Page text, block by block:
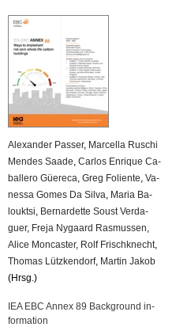
Alex­an­der Pas­ser, Mar­cel­la Ru­schi
Men­des Saade Car­los En­ri­que Ca­
bal­le­ro Güe­re­ca Greg Fo­li­en­te Va­
nes­sa Gomes Da Silva Maria Ba­
loukt­si Ber­nar­det­te Soust Ver­da­
guer, Freja Ny­gaard Ras­mus­sen
Alice Mon­cas­ter, Rolf Frisch­knecht
Tho­mas Lütz­ken­dorf, Mar­tin Jakob
(Hrsg.)
IEA EBC Annex 89 Back­ground in­
for­ma­ti­on